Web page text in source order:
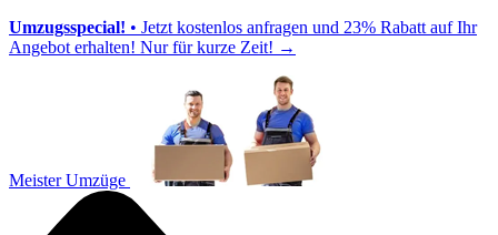
Umzugsspecial! • Jetzt kostenlos anfragen und 23% Rabatt auf Ihr
Angebot erhalten! Nur für kurze Zeit! →
Meister Umzüge